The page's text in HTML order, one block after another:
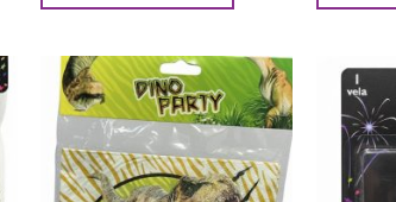
Añadir
lista de
deseos